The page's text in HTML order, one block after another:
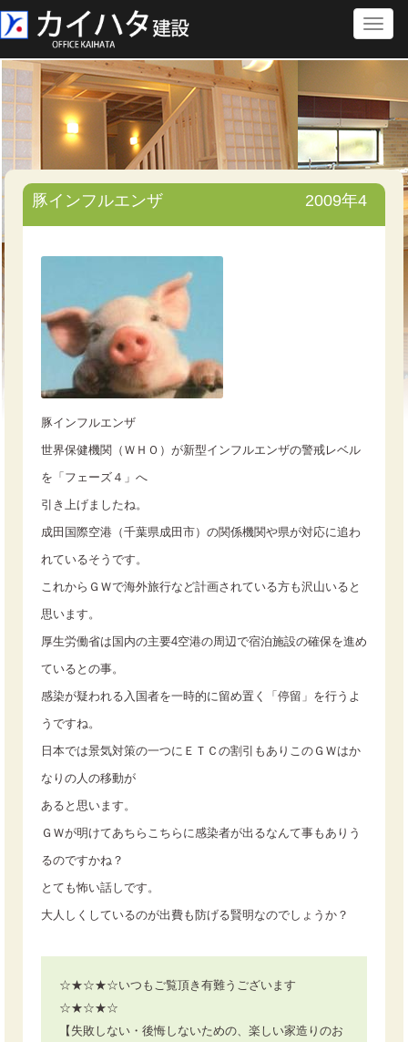
豚インフルエンザ
2009年4
豚インフルエンザ
世界保健機関（ＷＨＯ）が新型インフルエンザの警戒レベル
を「フェーズ４」へ
引き上げましたね。
成田国際空港（千葉県成田市）の関係機関や県が対応に追わ
れているそうです。
これからＧＷで海外旅行など計画されている方も沢山いると
思います。
厚生労働省は国内の主要4空港の周辺で宿泊施設の確保を進め
ているとの事。
感染が疑われる入国者を一時的に留め置く「停留」を行うよ
うですね。
日本では景気対策の一つにＥＴＣの割引もありこのＧＷはか
なりの人の移動が
あると思います。
ＧＷが明けてあちらこちらに感染者が出るなんて事もありう
るのですかね？
とても怖い話しです。
大人しくしているのが出費も防げる賢明なのでしょうか？
☆★☆★☆いつもご覧頂き有難うございます
☆★☆★☆
【失敗しない・後悔しないための、楽しい家造りのお